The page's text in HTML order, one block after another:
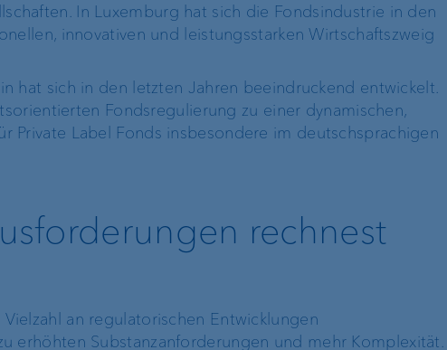
In Luxemburg hat sich die Fondsindustrie in den
innovativen und leistungsstarken Wirtschaftszweig
hat sich in den letzten Jahren beeindruckend entwickelt.
Fondsregulierung zu einer dynamischen,
Private Label Fonds insbesondere im deutschsprachigen
rechnest
an regulatorischen Entwicklungen
erhöhten Substanzanforderungen und mehr Komplexität.